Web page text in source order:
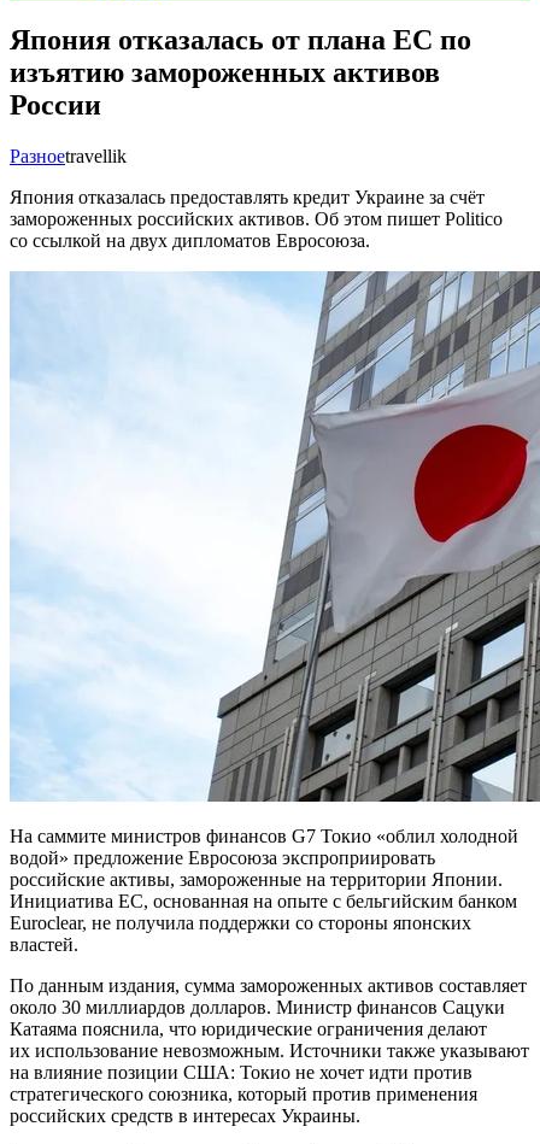
Япония отказалась от плана ЕС по
изъятию замороженных активов
России
Разноеtravellik
Япония отказалась предоставлять кредит Украине за счёт
замороженных российских активов. Об этом пишет Politico
со ссылкой на двух дипломатов Евросоюза.
На саммите министров финансов G7 Токио «облил холодной
водой» предложение Евросоюза экспроприировать
российские активы, замороженные на территории Японии.
Инициатива ЕС, основанная на опыте с бельгийским банком
Euroclear, не получила поддержки со стороны японских
властей.
По данным издания, сумма замороженных активов составляет
около 30 миллиардов долларов. Министр финансов Сацуки
Катаяма пояснила, что юридические ограничения делают
их использование невозможным. Источники также указывают
на влияние позиции США: Токио не хочет идти против
стратегического союзника, который против применения
российских средств в интересах Украины.